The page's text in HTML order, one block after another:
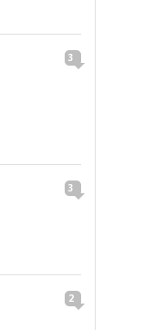
3
3
2